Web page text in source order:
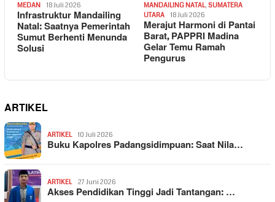
MEDAN 18 Juli 2026
Infrastruktur Mandailing
Natal: Saatnya Pemerintah
Sumut Berhenti Menunda
Solusi
MANDAILING NATAL, SUMATERA
UTARA
18 Juli 2026
Merajut Harmoni di Pantai
Barat, PAPPRI Madina
Gelar Temu Ramah
Pengurus
ARTIKEL
ARTIKEL 10 Juli 2026
Buku Kapolres Padangsidimpuan: Saat Nila…
ARTIKEL 27 Juni 2026
Akses Pendidikan Tinggi Jadi Tantangan: …